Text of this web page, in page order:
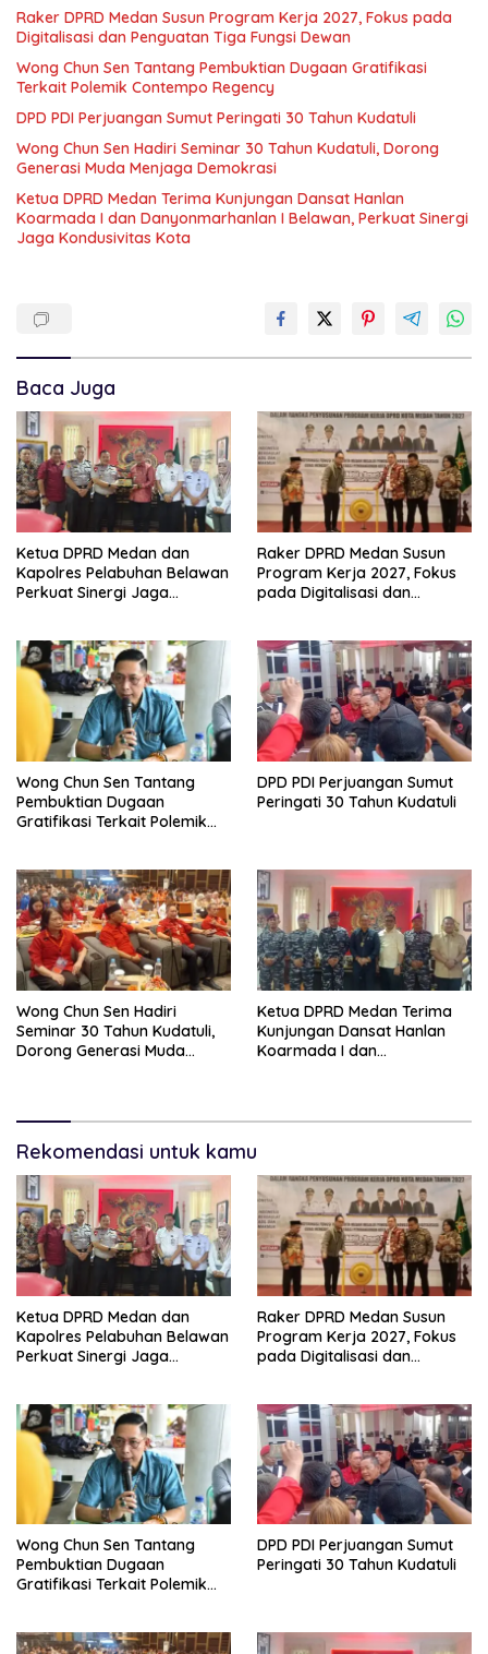
Raker DPRD Medan Susun Program Kerja 2027, Fokus pada
Digitalisasi dan Penguatan Tiga Fungsi Dewan
Wong Chun Sen Tantang Pembuktian Dugaan Gratifikasi
Terkait Polemik Contempo Regency
DPD PDI Perjuangan Sumut Peringati 30 Tahun Kudatuli
Wong Chun Sen Hadiri Seminar 30 Tahun Kudatuli, Dorong
Generasi Muda Menjaga Demokrasi
Ketua DPRD Medan Terima Kunjungan Dansat Hanlan
Koarmada I dan Danyonmarhanlan I Belawan, Perkuat Sinergi
Jaga Kondusivitas Kota
Baca Juga
Ketua DPRD Medan dan
Kapolres Pelabuhan Belawan
Perkuat Sinergi Jaga
Belawan
Raker DPRD Medan Susun
Program Kerja 2027, Fokus
pada Digitalisasi dan
Wong Chun Sen Tantang
Pembuktian Dugaan
Gratifikasi Terkait Polemik
DPD PDI Perjuangan Sumut
Peringati 30 Tahun Kudatuli
Wong Chun Sen Hadiri
Seminar 30 Tahun Kudatuli,
Dorong Generasi Muda
Ketua DPRD Medan Terima
Kunjungan Dansat Hanlan
Koarmada I dan
Rekomendasi untuk kamu
Ketua DPRD Medan dan
Kapolres Pelabuhan Belawan
Perkuat Sinergi Jaga
Belawan
Raker DPRD Medan Susun
Program Kerja 2027, Fokus
pada Digitalisasi dan
Wong Chun Sen Tantang
Pembuktian Dugaan
Gratifikasi Terkait Polemik
DPD PDI Perjuangan Sumut
Peringati 30 Tahun Kudatuli